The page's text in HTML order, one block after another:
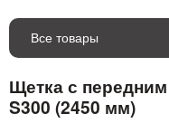
Все товары
Щетка с
S300 (2450 мм)